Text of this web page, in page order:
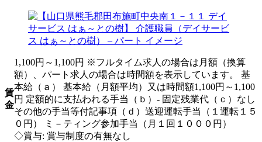
賃
金
1,100円～1,100円 ※フルタイム求人の場合は月額（換算
額）、パート求人の場合は時間額を表示しています。 基
本給（ａ） 基本給（月額平均）又は時間額1,100円～1,100
円 定額的に支払われる手当（ｂ）- 固定残業代（ｃ）なし
その他の手当等付記事項（ｄ）送迎運転手当（１運転１５
０円） ミ－ティング参加手当（月１回１０００円）
◇賞与: 賞与制度の有無なし